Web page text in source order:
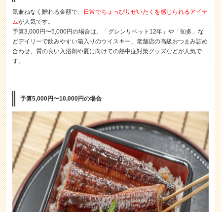
気兼ねなく贈れる金額で、
日常でちょっぴりぜいたくを感じられるアイテ
ムが人気です。
予算3,000円〜5,000円の場合は、「グレンリベット12年」や「知多」な
どデイリーで飲みやすい箱入りのウイスキー、老舗店の高級おつまみ詰め
合わせ、質の良い入浴剤や夏に向けての熱中症対策グッズなどが人気で
す。
予算5,000円〜10,000円の場合